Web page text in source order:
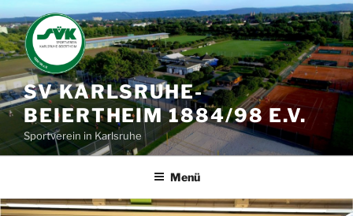
Zum
Inhalt
springen
SV KARLSRUHE-
BEIERTHEIM 1884/98 E.V.
Sportverein in Karlsruhe
Menü